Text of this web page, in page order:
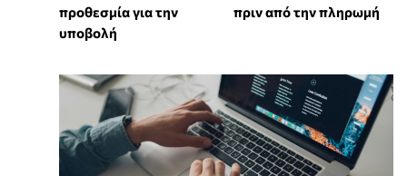
προθεσμία για την
υποβολή
πριν από την πληρωμή